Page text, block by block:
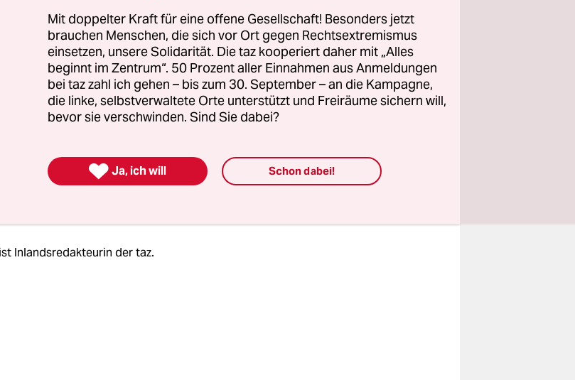
und Ungereimtheiten prägten von Beginn an
Vor Gericht machte die Hauptzeugin,
angeklagten Kollegen zunächst belastet hatte,
der Revierleiter sie und andere Zeugen
hatte. Der Verdacht, die Beamten seien auf
drängte sich auf. Der Richter selbst erklärte das
in einer "Bananenrepublik" gebeugt. Noch nie
belogen worden.
Inlandsredakteurin der taz.
Mit doppelter Kraft für eine offene Gesellschaft! Besonders jetzt
brauchen Menschen, die sich vor Ort gegen Rechtsextremismus
einsetzen, unsere Solidarität. Die taz kooperiert daher mit „Alles
beginnt im Zentrum“. 50 Prozent aller Einnahmen aus Anmeldungen
bei taz zahl ich gehen – bis zum 30. September – an die Kampagne,
die linke, selbstverwaltete Orte unterstützt und Freiräume sichern will,
bevor sie verschwinden. Sind Sie dabei?
 Ja, ich will Schon dabei!